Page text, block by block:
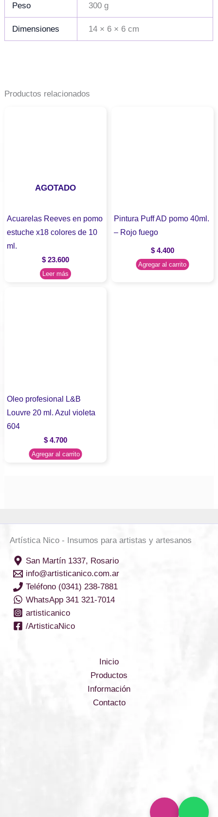
Peso 300 g
Dimensiones 14 × 6 × 6 cm
Productos relacionados
AGOTADO
Acuarelas Reeves en pomo
estuche x18 colores de 10
ml.
$ 23.600
Leer más
Pintura Puff AD pomo 40ml.
– Rojo fuego
$4.400
Agregar al carrito
Oleo profesional L&B
Louvre 20 ml. Azul violeta
604
$ 4.700
Agregar al carrito
Artística Nico - Insumos para artistas y artesanos
San Martín 1337, Rosario
info@artisticanico.com.ar
Teléfono (0341) 238-7881
WhatsApp 341 321-7014
artisticanico
/ArtisticaNico
Inicio
Productos
Información
Contacto